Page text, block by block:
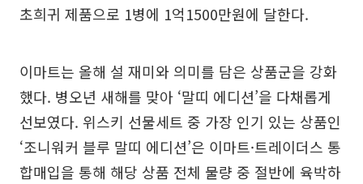
초희귀 제품으로 1병에 1억1500만원에 달한다.
이마트는 올해 설 재미와 의미를 담은 상품군을 강화
했다. 병오년 새해를 맞아 ‘말띠 에디션’을 다채롭게
선보였다. 위스키 선물세트 중 가장 인기 있는 상품인
‘조니워커 블루 말띠 에디션’은 이마트·트레이더스 통
합매입을 통해 해당 상품 전체 물량 중 절반에 육박하